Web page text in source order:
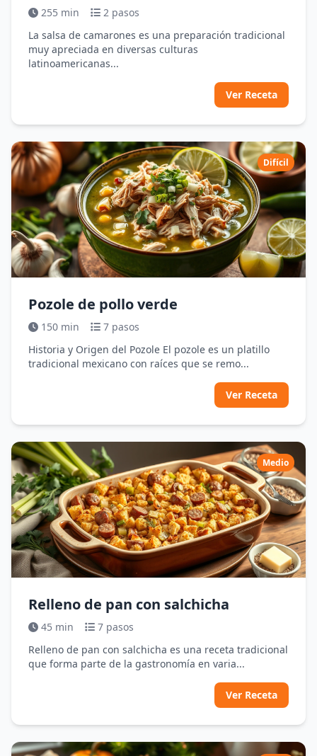
255 min
2 pasos
La salsa de camarones es una preparación tradicional
muy apreciada en diversas culturas
latinoamericanas...
Ver Receta
Difícil
Pozole de pollo verde
150 min
7 pasos
Historia y Origen del Pozole El pozole es un platillo
tradicional mexicano con raíces que se remo...
Ver Receta
Medio
Relleno de pan con salchicha
45 min
7 pasos
Relleno de pan con salchicha es una receta tradicional
que forma parte de la gastronomía en varia...
Ver Receta